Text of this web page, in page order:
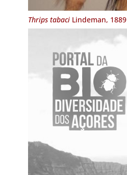
Thrips tabaciLindeman, 1889